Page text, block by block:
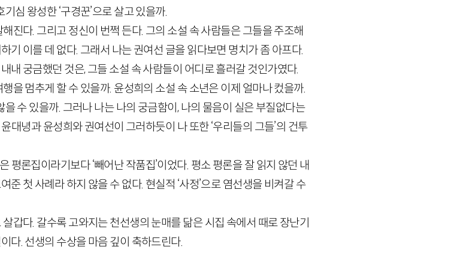
심 왕성한 ‘구경꾼’으로 살고 있을까.
진다. 그리고 정신이 번쩍 든다. 그의 소설 속 사람들은 그들을 주조해
기 이를 데 없다. 그래서 나는 권여선 글을 읽다보면 명치가 좀 아프다.
내 궁금했던 것은, 그들 소설 속 사람들이 어디로 흘러갈 것인가였다.
을 멈추게 할 수 있을까. 윤성희의 소설 속 소년은 이제 얼마나 컸을까.
을 수 있을까. 그러나 나는 나의 궁금함이, 나의 물음이 실은 부질없다는
대녕과 윤성희와 권여선이 그러하듯이 나 또한 ‘우리들의 그들’의 건투
평론집이라기보다 ‘빼어난 작품집’이었다. 평소 평론을 잘 읽지 않던 내
준 첫 사례라 하지 않을 수 없다. 현실적 ‘사정’으로 염선생을 비켜갈 수
갑다. 갈수록 고와지는 천선생의 눈매를 닮은 시집 속에서 때로 장난기
다. 선생의 수상을 마음 깊이 축하드린다.